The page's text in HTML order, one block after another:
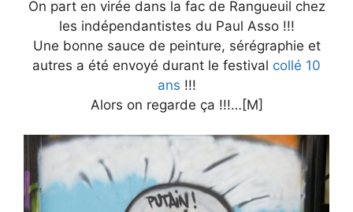
On part en virée dans la fac de Rangueuil chez
les indépendantistes du Paul Asso !!!
Une bonne sauce de peinture, sérégraphie et
autres a été envoyé durant le festival collé 10
ans !!!
Alors on regarde ça !!!…[M]